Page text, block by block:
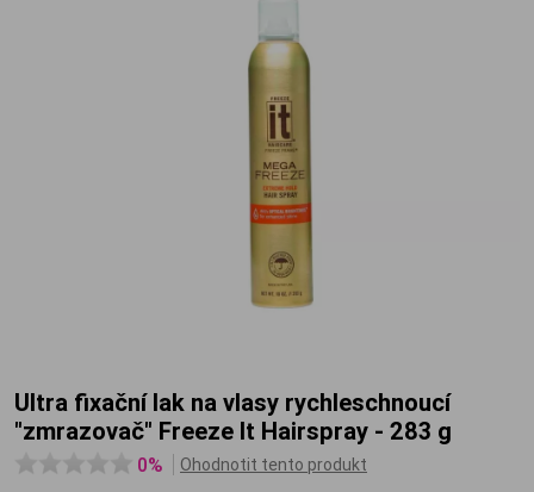
Ultra fixační lak na vlasy rychleschnoucí
"zmrazovač" Freeze It Hairspray - 283 g
0% Ohodnotit tento produkt